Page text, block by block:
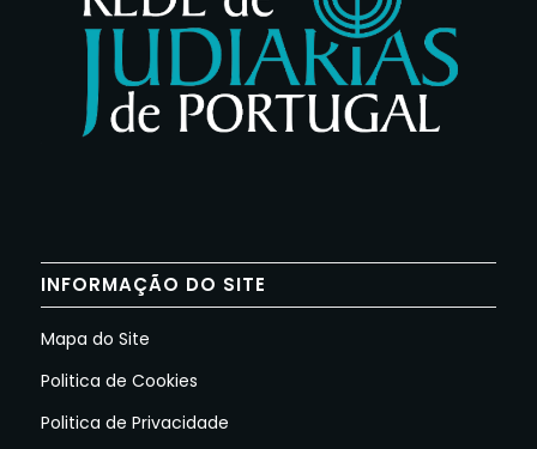
INFORMAÇÃO DO SITE
Mapa do Site
Politica de Cookies
Politica de Privacidade